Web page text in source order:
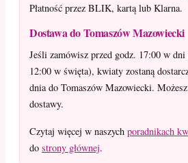
Płatność przez BLIK, kartą lub Klarna.
Dostawa do Tomaszów Mazowiecki
Jeśli zamówisz przed godz. 17:00 w dni
12:00 w święta), kwiaty zostaną
dnia do Tomaszów Mazowiecki.
dostawy.
Czytaj więcej w naszych poradnikach
do strony głównej.